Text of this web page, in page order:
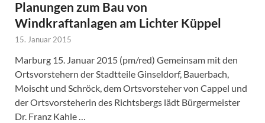
Planungen zum Bau von
Windkraftanlagen am Lichter Küppel
15. Januar 2015
Marburg 15. Januar 2015 (pm/red) Gemeinsam mit den
Ortsvorstehern der Stadtteile Ginseldorf, Bauerbach,
Moischt und Schröck, dem Ortsvorsteher von Cappel und
der Ortsvorsteherin des Richtsbergs lädt Bürgermeister
Dr. Franz Kahle …